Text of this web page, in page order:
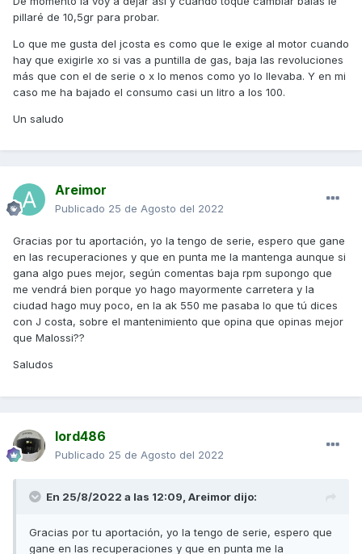
pillaré de 10,5gr para probar.
Lo que me gusta del jcosta es como que le exige al motor cuando
hay que exigirle xo si vas a puntilla de gas, baja las revoluciones
más que con el de serie o x lo menos como yo lo llevaba. Y en mi
caso me ha bajado el consumo casi un litro a los 100.
Un saludo
Areimor
Publicado 25 de Agosto del 2022
Gracias por tu aportación, yo la tengo de serie, espero que gane
en las recuperaciones y que en punta me la mantenga aunque si
gana algo pues mejor, según comentas baja rpm supongo que
me vendrá bien porque yo hago mayormente carretera y la
ciudad hago muy poco, en la ak 550 me pasaba lo que tú dices
con J costa, sobre el mantenimiento que opina que opinas mejor
que Malossi??
Saludos
lord486
Publicado 25 de Agosto del 2022
En 25/8/2022 a las 12:09, Areimor dijo:
Gracias por tu aportación, yo la tengo de serie, espero que
gane en las recuperaciones y que en punta me la